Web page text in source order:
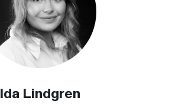
Ida Lindgren